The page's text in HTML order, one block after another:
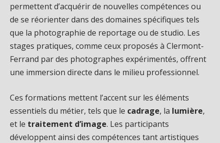
permettent d’acquérir de nouvelles compétences ou
de se réorienter dans des domaines spécifiques tels
que la photographie de reportage ou de studio. Les
stages pratiques, comme ceux proposés à Clermont-
Ferrand par des photographes expérimentés, offrent
une immersion directe dans le milieu professionnel.
Ces formations mettent l’accent sur les éléments
essentiels du métier, tels que le cadrage, la lumière,
et le traitement d’image. Les participants
développent ainsi des compétences tant artistiques